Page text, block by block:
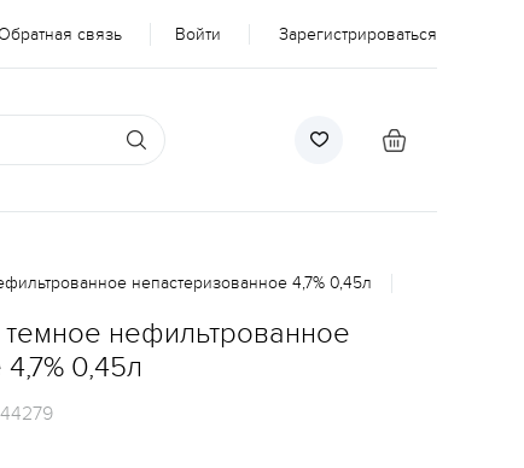
связь Войти Зарегистрироваться
непастеризованное 4,7% 0,45л
нефильтрованное
0,45л